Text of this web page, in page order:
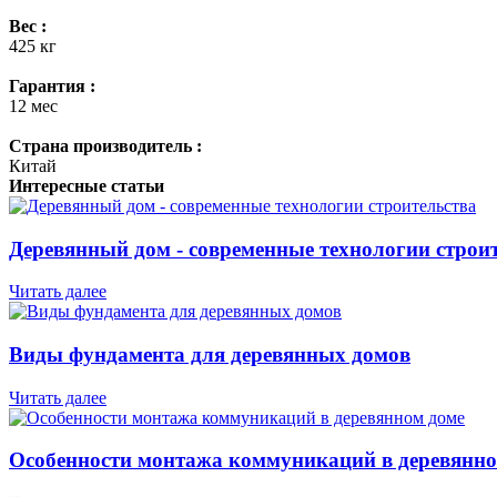
Вес :
425 кг
Гарантия :
12 мес
Страна производитель :
Китай
Интересные статьи
Деревянный дом - современные технологии
Читать далее
Виды фундамента для деревянных домов
Читать далее
Особенности монтажа коммуникаций в